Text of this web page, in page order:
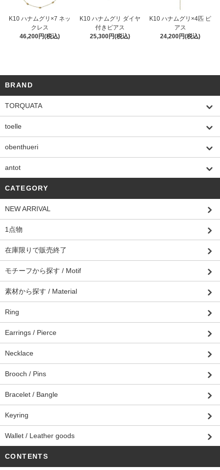
K10 ハナムグリ×7 ネッ
クレス
46,200円(税込)
K10 ハナムグリ ダイヤ
付きピアス
25,300円(税込)
K10 ハナムグリ×4匹 ピ
アス
24,200円(税込)
BRAND
TORQUATA
toelle
obenthueri
antot
CATEGORY
NEW ARRIVAL
1点物
在庫限りで販売終了
モチーフから探す / Motif
素材から探す / Material
Ring
Earrings / Pierce
Necklace
Brooch / Pins
Bracelet / Bangle
Keyring
Wallet / Leather goods
CONTENTS